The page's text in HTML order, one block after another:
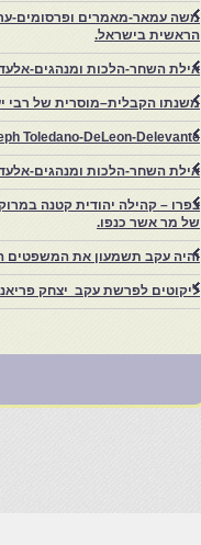
משה עמאר-מאמרים ופרסומים-
הראשית בישראל.
אילת השחר-הלכות ומנהגים-
משנתו הקבלית–מוסרית של רבי
Toledano-DeLeon-Delevante.
אילת השחר-הלכות ומנהגים-
של מר אשר כנפו.
והיה עקב תשמעון את המשפטים
ליקוטים לפרשת עקב יצחק